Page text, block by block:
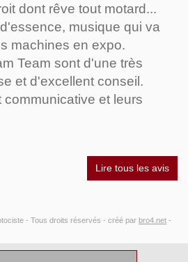
dont rêve tout motard...
musique qui va
machines en expo.
Team sont d'une très
et d'excellent conseil.
et leurs
Lire tous les avis
- Tous droits réservés - créé par bro4.net -